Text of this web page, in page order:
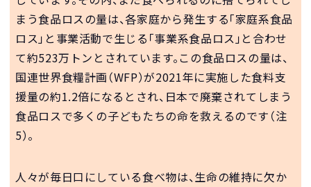
まう食品ロスの量は、各家庭から発生する「家庭系食品
ロス」と事業活動で生じる「事業系食品ロス」と合わせ
て約523万トンとされています。この食品ロスの量は、
国連世界食糧計画（WFP）が2021年に実施した食料支
援量の約1.2倍になるとされ、日本で廃棄されてしまう
食品ロスで多くの子どもたちの命を救えるのです（注
5）。
人々が毎日口にしている食べ物は、生命の維持に欠か